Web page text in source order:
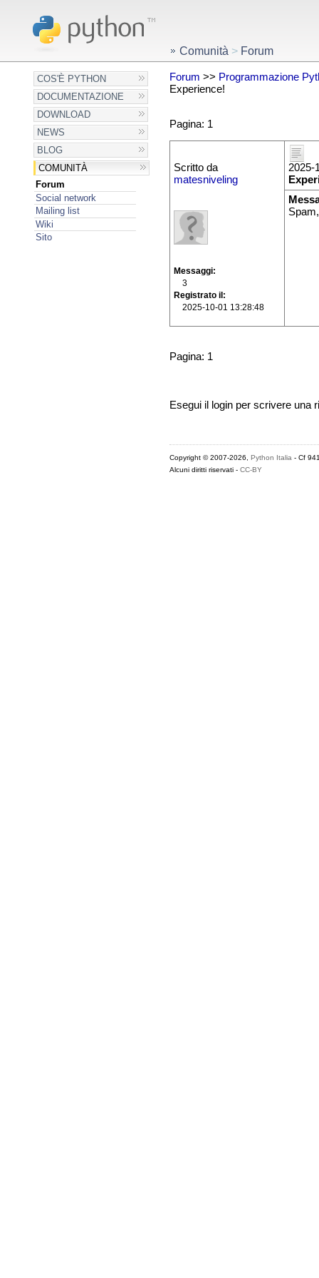
COS'È PYTHON
DOCUMENTAZIONE
DOWNLOAD
NEWS
BLOG
COMUNITÀ
Forum
Social network
Mailing list
Wiki
Sito
Comunità > Forum
Forum >> Programmazione
Experience!
Pagina: 1
Scritto da
matesniveling
Messaggi
3
Registrato il
2025-10-01 13:28:48
2025-
Pagina: 1
Esegui il login per scrivere una
Copyright © 2007-2026, Python Italia- Cf
Alcuni diritti riservati - CC-BY